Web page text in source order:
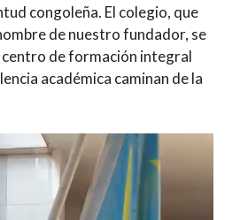
congoleña. El colegio, que
de nuestro fundador, se
de formación integral
académica caminan de la